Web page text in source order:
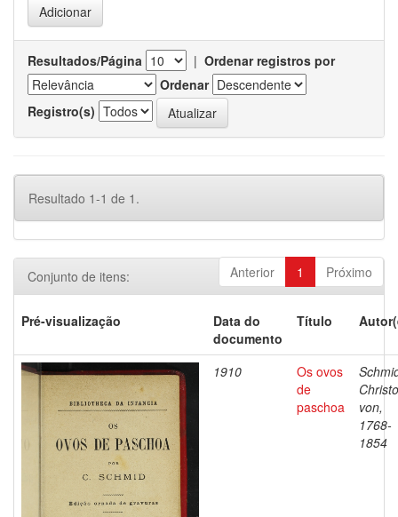
Resultados/Página | Ordenar registros por
Ordenar
Registro(s)
Resultado 1-1 de 1.
Anterior 1 Próximo
Conjunto de itens:
Pré-visualização
Data do
documento
Título
1910
Os ovos
de
paschoa
von,
1768-
1854